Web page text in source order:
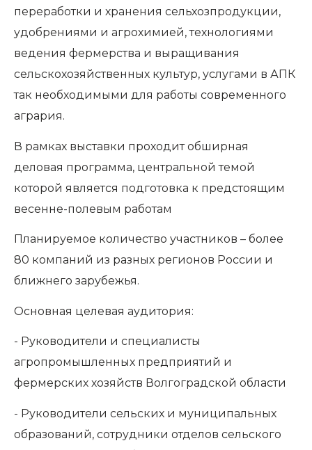
переработки и хранения сельхозпродукции,
удобрениями и агрохимией, технологиями
ведения фермерства и выращивания
сельскохозяйственных культур, услугами в АПК
так необходимыми для работы современного
агрария.
В рамках выставки проходит обширная
деловая программа, центральной темой
которой является подготовка к предстоящим
весенне-полевым работам
Планируемое количество участников – более
80 компаний из разных регионов России и
ближнего зарубежья.
Основная целевая аудитория:
- Руководители и специалисты
агропромышленных предприятий и
фермерских хозяйств Волгоградской области
- Руководители сельских и муниципальных
образований, сотрудники отделов сельского